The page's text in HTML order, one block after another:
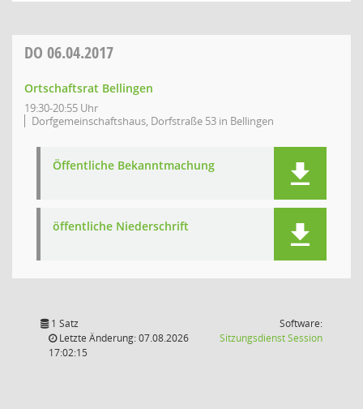
DO 06.04.2017
Ortschaftsrat Bellingen
19:30-20:55 Uhr
Dorfgemeinschaftshaus, Dorfstraße 53 in Bellingen
Öffentliche Bekanntmachung
öffentliche Niederschrift
1 Satz
Letzte Änderung: 07.08.2026
17:02:15
Software:
SitzungsdienstSession(Wird in